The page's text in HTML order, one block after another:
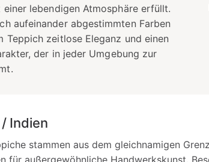
lebendigen Atmosphäre erfüllt.
aufeinander abgestimmten Farben
Teppich zeitlose Eleganz und einen
der in jeder Umgebung zur
Indien
stammen aus dem gleichnamigen
für außergewöhnliche Handwerkskunst.